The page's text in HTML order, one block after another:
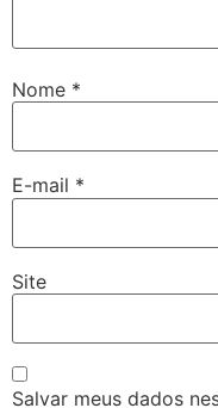
Nome *
E-mail *
Site
Salvar meus dados